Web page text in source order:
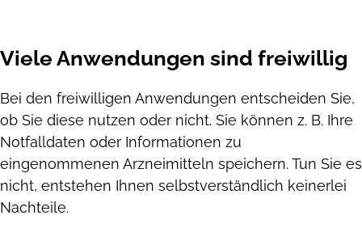
Viele Anwendungen sind freiwillig
Bei den freiwilligen Anwendungen entscheiden Sie,
ob Sie diese nutzen oder nicht. Sie können z. B. Ihre
Notfalldaten oder Informationen zu
eingenommenen Arzneimitteln speichern. Tun Sie es
nicht, entstehen Ihnen selbstverständlich keinerlei
Nachteile.